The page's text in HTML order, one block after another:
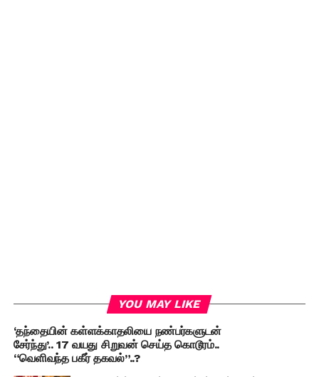
YOU MAY LIKE
‘தந்தையின் கள்ளக்காதலியை நண்பர்களுடன்
சேர்ந்து’.. 17 வயது சிறுவன் செய்த கொடூரம்..
“வெளிவந்த பகீர் தகவல்”..?